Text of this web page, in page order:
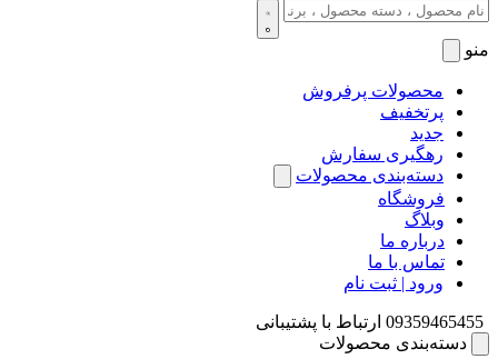
منو
محصولات پرفروش
پرتخفیف
جدید
رهگیری سفارش
دسته‌بندی محصولات
فروشگاه
وبلاگ
درباره ما
تماس با ما
ورود | ثبت نام
09359465455 ارتباط با پشتیبانی
دسته‌بندی محصولات